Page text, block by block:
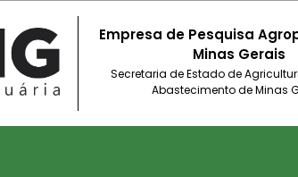
Empresa de Pesquisa
Minas Gerais
Secretaria de Estado de
Abastecimento de Minas